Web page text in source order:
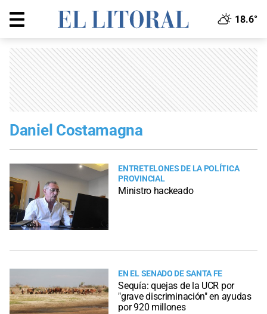
18.6°
Daniel Costamagna
ENTRETELONES DE LA POLÍTICA
PROVINCIAL
Ministro hackeado
EN EL SENADO DE SANTA FE
Sequía: quejas de la UCR por
"grave discriminación" en ayudas
por 920 millones